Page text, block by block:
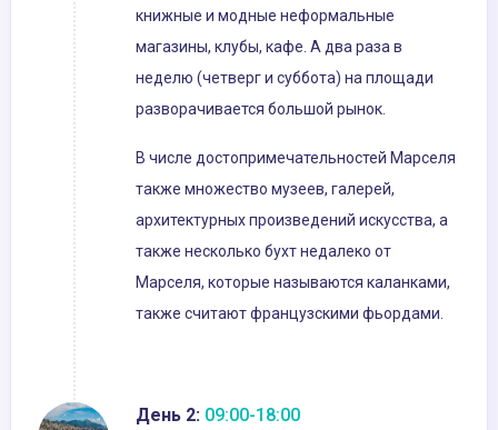
книжные и модные неформальные
магазины, клубы, кафе. А два раза в
неделю (четверг и суббота) на площади
разворачивается большой рынок.
В числе достопримечательностей Марселя
также множество музеев, галерей,
архитектурных произведений искусства, а
также несколько бухт недалеко от
Марселя, которые называются каланками,
также считают французскими фьордами.
День 2: 09:00-18:00